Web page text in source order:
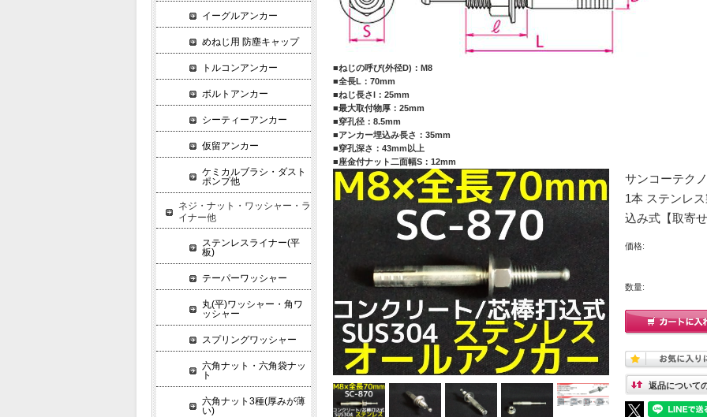
■ねじの呼び(外径D)：M8
■全長L：70mm
■ねじ長さl：25mm
■最大取付物厚：25mm
■穿孔径：8.5mm
■アンカー埋込み長さ：35mm
■穿孔深さ：43mm以上
■座金付ナット二面幅S：12mm
サンコーテク
1本 ステンレ
込み式【取寄せ
価格:
数量:
返品について
イーグルアンカー
めねじ用 防塵キャップ
トルコンアンカー
ボルトアンカー
シーティーアンカー
仮留アンカー
ケミカルブラシ・ダスト
ポンプ他
ネジ・ナット・ワッシャー・ラ
イナー他
ステンレスライナー(平
板)
テーパーワッシャー
丸(平)ワッシャー・角ワ
ッシャー
スプリングワッシャー
六角ナット・六角袋ナッ
ト
六角ナット3種(厚みが薄
い)